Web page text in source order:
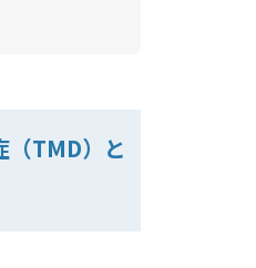
（TMD）と